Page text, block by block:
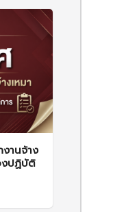
านจ้าง
งปฏิบัติ